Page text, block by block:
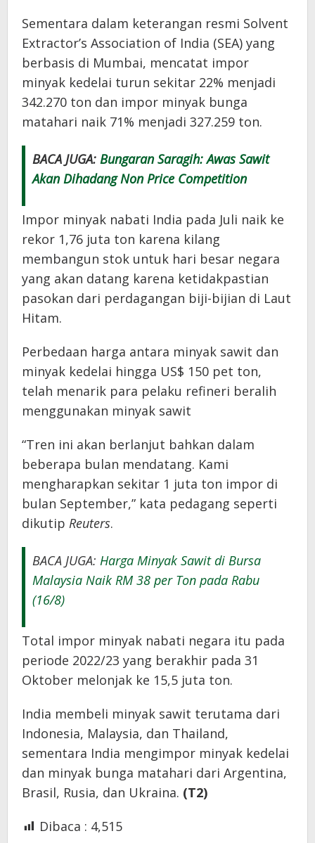
Sementara dalam keterangan resmi Solvent
Extractor’s Association of India (SEA) yang
berbasis di Mumbai, mencatat impor
minyak kedelai turun sekitar 22% menjadi
342.270 ton dan impor minyak bunga
matahari naik 71% menjadi 327.259 ton.
BACA JUGA: Bungaran Saragih: Awas Sawit
Akan Dihadang Non Price Competition
Impor minyak nabati India pada Juli naik ke
rekor 1,76 juta ton karena kilang
membangun stok untuk hari besar negara
yang akan datang karena ketidakpastian
pasokan dari perdagangan biji-bijian di Laut
Hitam.
Perbedaan harga antara minyak sawit dan
minyak kedelai hingga US$ 150 pet ton,
telah menarik para pelaku refineri beralih
menggunakan minyak sawit
“Tren ini akan berlanjut bahkan dalam
beberapa bulan mendatang. Kami
mengharapkan sekitar 1 juta ton impor di
bulan September,” kata pedagang seperti
dikutip Reuters.
BACA JUGA: Harga Minyak Sawit di Bursa
Malaysia Naik RM 38 per Ton pada Rabu
(16/8)
Total impor minyak nabati negara itu pada
periode 2022/23 yang berakhir pada 31
Oktober melonjak ke 15,5 juta ton.
India membeli minyak sawit terutama dari
Indonesia, Malaysia, dan Thailand,
sementara India mengimpor minyak kedelai
dan minyak bunga matahari dari Argentina,
Brasil, Rusia, dan Ukraina. (T2)
Dibaca : 4,515